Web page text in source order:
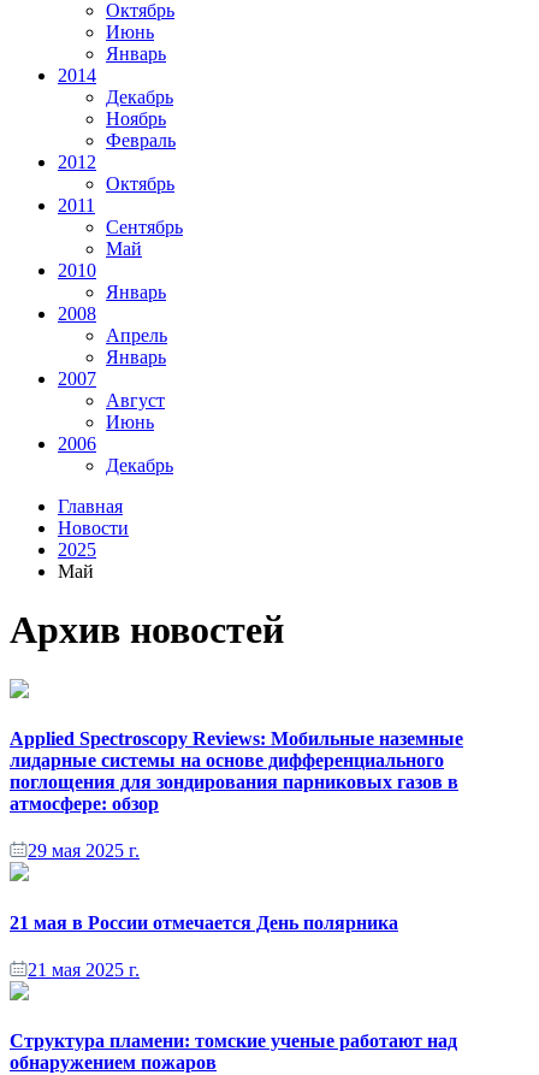
Октябрь
Июнь
Январь
2014
Декабрь
Ноябрь
Февраль
2012
Октябрь
2011
Сентябрь
Май
2010
Январь
2008
Апрель
Январь
2007
Август
Июнь
2006
Декабрь
Главная
Новости
2025
Май
Архив новостей
Applied Spectroscopy Reviews: Мобильные наземные
лидарные системы на основе дифференциального
поглощения для зондирования парниковых газов в
атмосфере: обзор
29 мая 2025 г.
21 мая в России отмечается День полярника
21 мая 2025 г.
Структура пламени: томские ученые работают над
обнаружением пожаров